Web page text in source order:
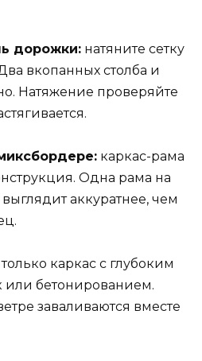
дорожки: натяните сетку
вкопанных столба и
Натяжение проверяйте
каркас-рама
Одна рама на
выглядит аккуратнее, чем
только каркас с глубоким
или бетонированием.
заваливаются вместе